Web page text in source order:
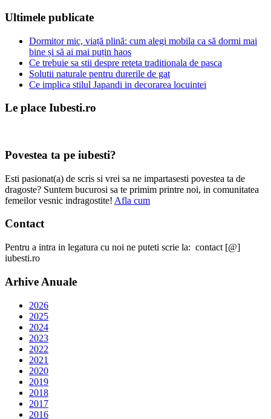
Ultimele publicate
Dormitor mic, viață plină: cum alegi mobila ca să dormi mai
bine și să ai mai puțin haos
Ce trebuie sa stii despre reteta traditionala de pasca
Solutii naturale pentru durerile de gat
Ce implica stilul Japandi in decorarea locuintei
Le place Iubesti.ro
Povestea ta pe iubesti?
Esti pasionat(a) de scris si vrei sa ne impartasesti povestea ta de
dragoste? Suntem bucurosi sa te primim printre noi, in comunitatea
femeilor vesnic indragostite! Afla cum
Contact
Pentru a intra in legatura cu noi ne puteti scrie la: contact [@]
iubesti.ro
Arhive Anuale
2026
2025
2024
2023
2022
2021
2020
2019
2018
2017
2016